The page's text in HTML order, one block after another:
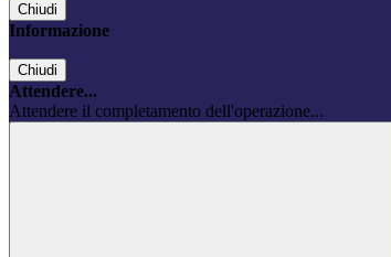
Chiudi
Informazione
Chiudi
Attendere...
Attendere il completamento dell'operazione...